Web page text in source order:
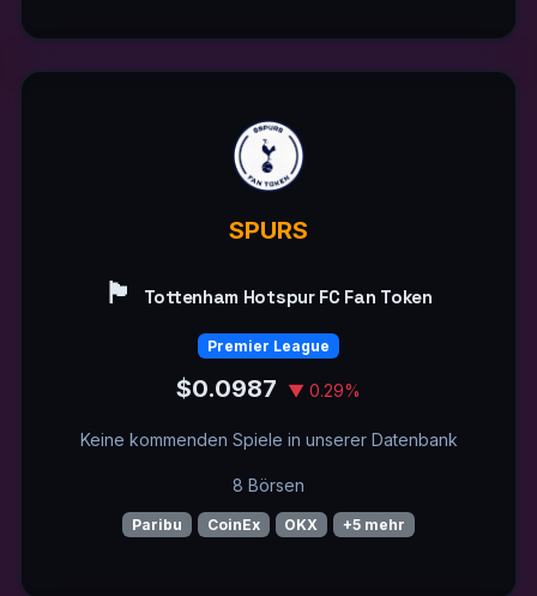
SPURS
🏴󠁧󠁢󠁥󠁮󠁧󠁿 Tottenham Hotspur FC Fan Token
Premier League
$0.0987 ▼ 0.29%
Keine kommenden Spiele in unserer Datenbank
8 Börsen
Paribu CoinEx OKX +5 mehr